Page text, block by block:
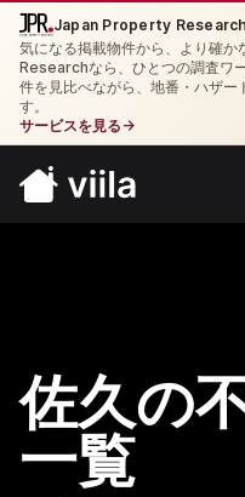
Japan Property Research
気になる掲載物件から、より確
Researchなら、ひとつの調査ワ
件を見比べながら、地番・ハザー
す。
サービスを見る →
佐久の
一覧